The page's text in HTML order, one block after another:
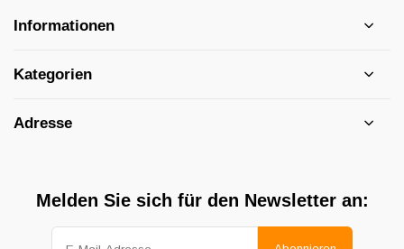
Informationen
Kategorien
Adresse
Melden Sie sich für den Newsletter an: